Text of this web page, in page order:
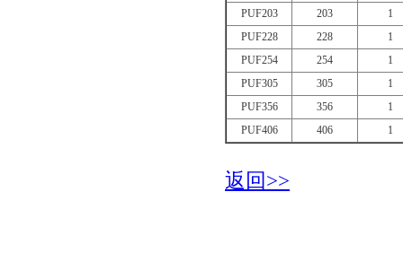
PUF203
203
1
PUF228
228
1
PUF254
254
1
PUF305
305
1
PUF356
356
1
PUF406
406 1
返回>>